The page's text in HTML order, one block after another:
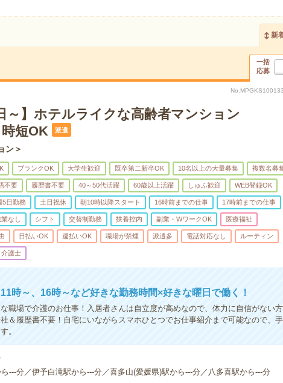
新
一括
応募
～】ホテルライクな高齢者マンション
短OK
派遣
ン＞
ブランクOK 大学生歓迎 既卒第二新卒OK 10名以上の大量募集 複数名募
不要 履歴書不要 40～50代活躍 60歳以上活躍 しゅふ歓迎 WEB登録OK
5日勤務 土日祝休 朝10時以降スタート 16時前までの仕事 17時前までの仕事
なし シフト 交替制勤務 扶養控内 副業・WワークOK 医療福祉
日払いOK 週払いOK 職場が禁煙 派遣多 電話対応なし ルーティン
介護士
時～、16時～など好きな勤務時間×好きな曜日で働く！
職場で介護のお仕事！入居者さんは自立度が高めなので、体力に自信がない方
＆履歴書不要！自宅にいながらスマホひとつでお仕事紹介まで可能なので、手
。
---分／伊予白滝駅から---分／喜多山(愛媛県)駅から---分／八多喜駅から---分